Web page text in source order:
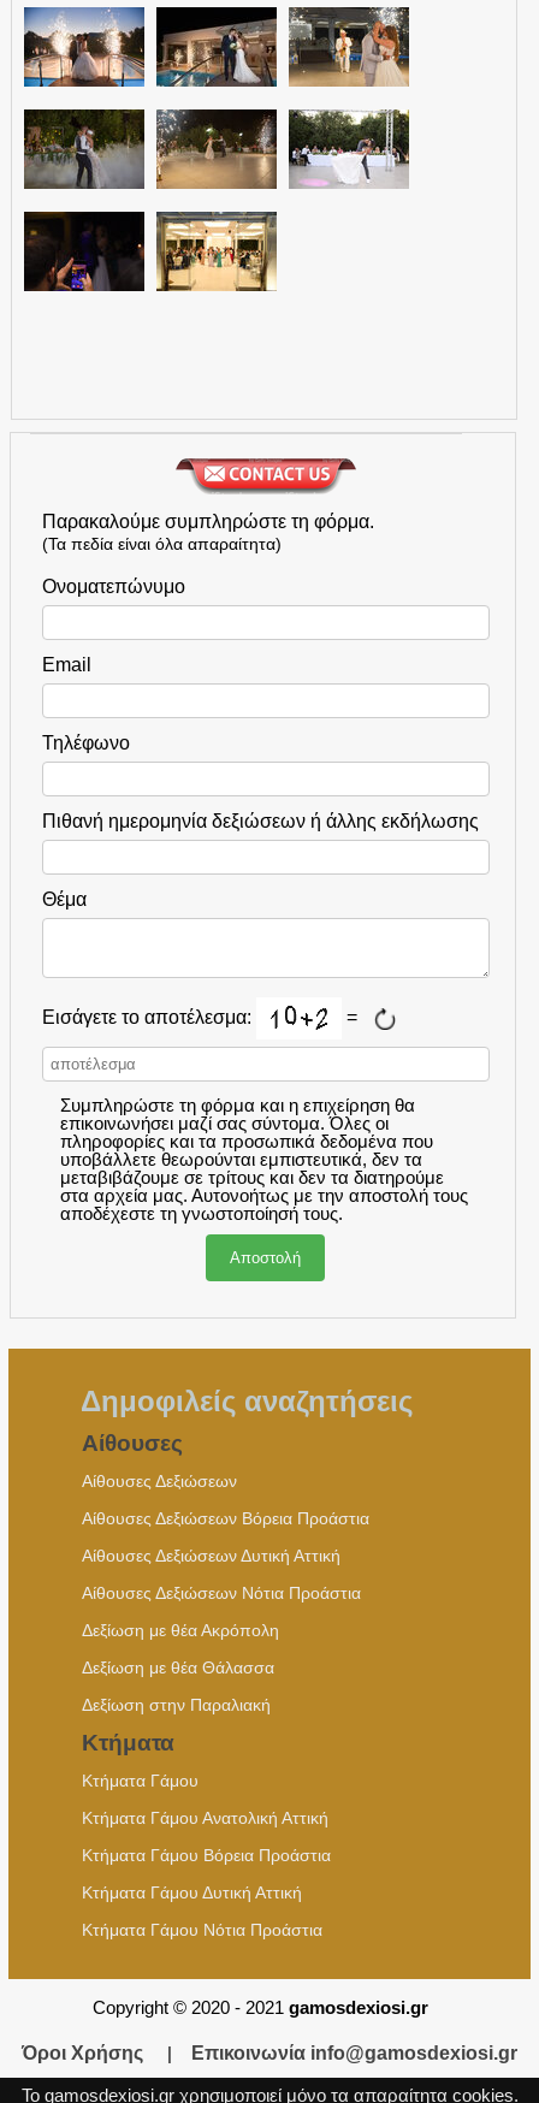
Το gamosdexiosi.gr χρησιμοποιεί μόνο τα απαραίτητα cookies.
Παρακαλούμε συμπληρώστε τη φόρμα.
(Τα πεδία είναι όλα απαραίτητα)
Ονοματεπώνυμο
Email
Τηλέφωνο
Πιθανή ημερομηνία δεξιώσεων ή άλλης εκδήλωσης
Θέμα
Εισάγετε το αποτέλεσμα: =
Συμπληρώστε τη φόρμα και η επιχείρηση θα
επικοινωνήσει μαζί σας σύντομα. Όλες οι
πληροφορίες και τα προσωπικά δεδομένα που
υποβάλλετε θεωρούνται εμπιστευτικά, δεν τα
μεταβιβάζουμε σε τρίτους και δεν τα διατηρούμε
στα αρχεία μας. Αυτονοήτως με την αποστολή τους
αποδέχεστε τη γνωστοποίησή τους.
Δημοφιλείς αναζητήσεις
Αίθουσες
Αίθουσες Δεξιώσεων
Αίθουσες Δεξιώσεων Βόρεια Προάστια
Αίθουσες Δεξιώσεων Δυτική Αττική
Αίθουσες Δεξιώσεων Νότια Προάστια
Δεξίωση με θέα Ακρόπολη
Δεξίωση με θέα Θάλασσα
Δεξίωση στην Παραλιακή
Κτήματα
Κτήματα Γάμου
Κτήματα Γάμου Ανατολική Αττική
Κτήματα Γάμου Βόρεια Προάστια
Κτήματα Γάμου Δυτική Αττική
Κτήματα Γάμου Νότια Προάστια
Copyright © 2020 - 2021 gamosdexiosi.gr
Όροι Χρήσης | Επικοινωνία info@gamosdexiosi.gr